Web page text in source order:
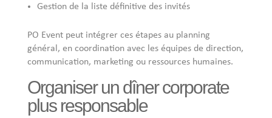
Gestion de la liste définitive des invités
PO Event peut intégrer ces étapes au planning
général, en coordination avec les équipes de direction,
communication, marketing ou ressources humaines.
Organiser un dîner corporate
plus responsable